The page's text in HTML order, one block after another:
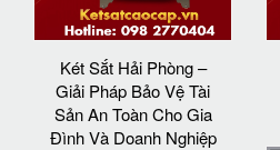
Két Sắt Hải Phòng –
Giải Pháp Bảo Vệ Tài
Sản An Toàn Cho Gia
Đình Và Doanh Nghiệp